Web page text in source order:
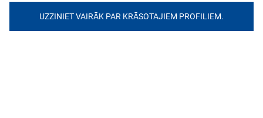
UZZINIET VAIRĀK PAR KRĀSOTAJIEM PROFILIEM.